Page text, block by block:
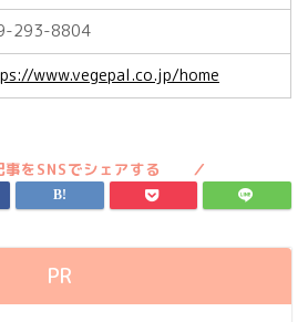
293-8804
www.vegepal.co.jp/home
PR